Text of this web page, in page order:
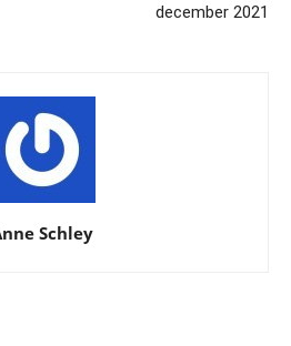
december 2021
Schley